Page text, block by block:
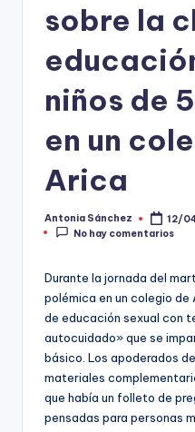
C
ki
sobre la
niños de
en un
Arica
Publicado
por
Antonia Sánchez
12/
No hay comentarios
Durante la jornada del
polémica en un colegio
de educación sexual con
autocuidado» que se
básico. Los apoderados
materiales
que había un folleto de
pensadas para personas